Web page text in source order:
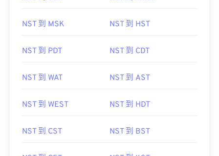
NST 到 MSK NST 到 HST
NST 到 PDT NST 到 CDT
NST 到 WAT NST 到 AST
NST 到 WEST NST 到 HDT
NST 到 CST NST 到 BST